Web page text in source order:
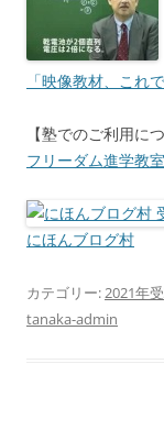
「映像教材、これ
【塾でのご利用に
フリーダム進学教
にほんブログ村
カテゴリー: 2021年
tanaka-admin